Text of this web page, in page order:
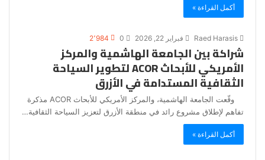
أكمل القراءة »
فبراير 22, 2026 2٬984
شراكة بين الجامعة الهاشمية والمركز
الأمريكي للأبحاث ACOR لتطوير السياحة
الثقافية المستدامة في الأزرق
وقّعت الجامعة الهاشمية، والمركز الأمريكي للأبحاث ACOR مذكرة
تفاهم لإطلاق مشروع رائد في منطقة الأزرق لتعزيز السياحة الثقافية…
أكمل القراءة »